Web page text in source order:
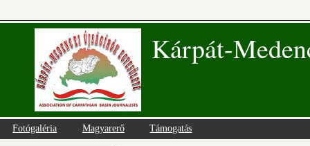
Kárpát-
Fotógaléria Magyarerő Támogatás